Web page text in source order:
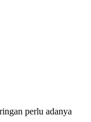
perlu adanya